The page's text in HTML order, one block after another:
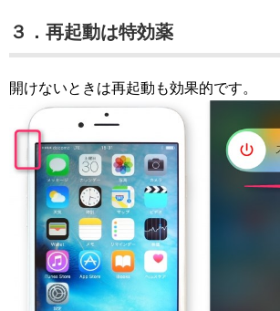
３．再起動は特効薬
開けないときは再起動も効果的です。